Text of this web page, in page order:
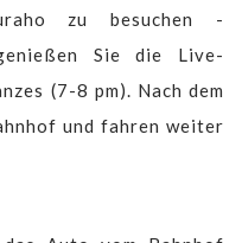
zu besuchen -
Sie die Live-
(7-8 pm). Nach dem
und fahren weiter